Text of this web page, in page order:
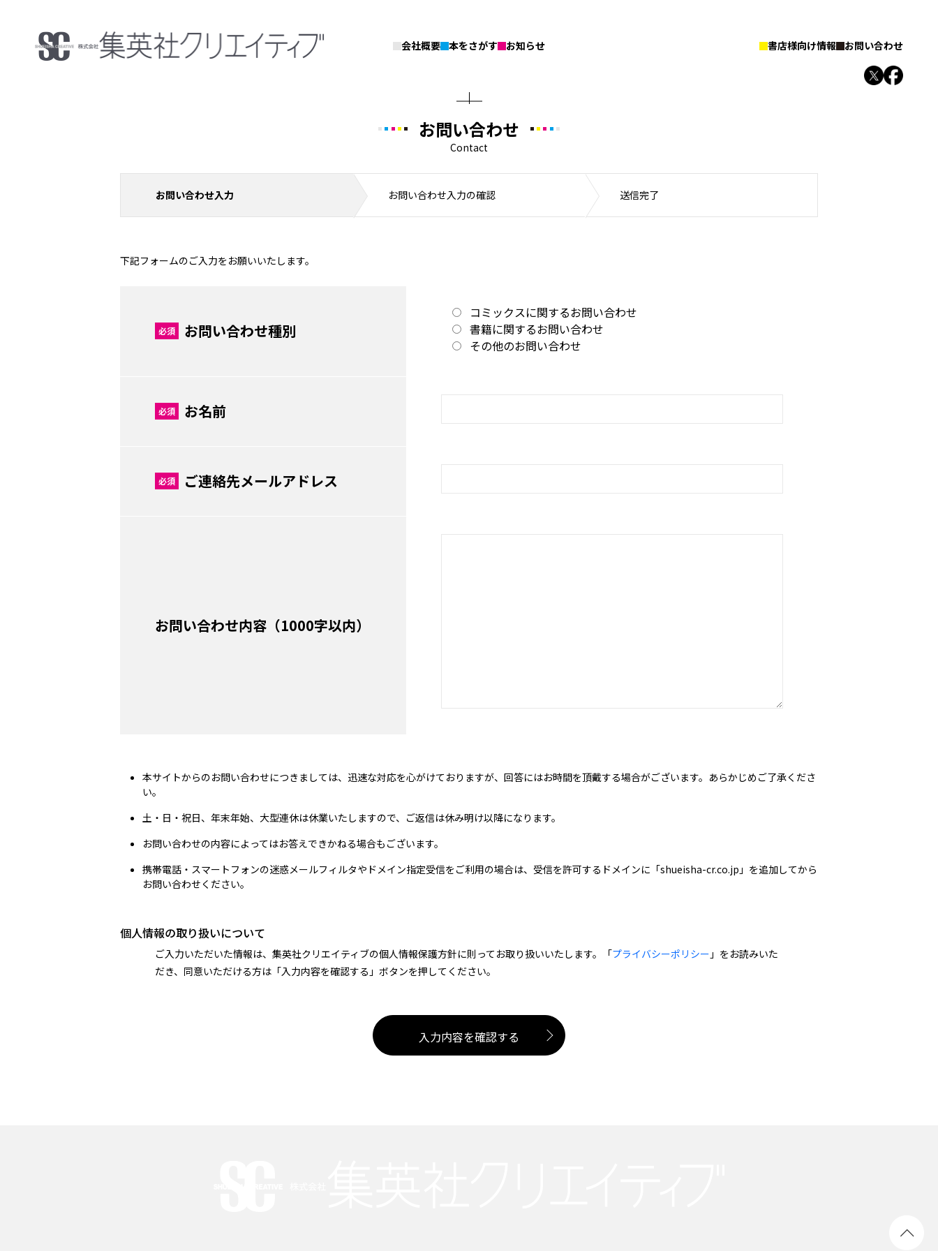
会社概要 本をさがす お知らせ 書店様向け情報 お問い合わせ
お問い合わせ
Contact
お問い合わせ入力 お問い合わせ入力の確認 送信完了
下記フォームのご入力をお願いいたします。
必須 お問い合わせ種別
コミックスに関するお問い合わせ
書籍に関するお問い合わせ
その他のお問い合わせ
必須 お名前
必須 ご連絡先メールアドレス
お問い合わせ内容（1000字以内）
本サイトからのお問い合わせにつきましては、迅速な対応を心がけておりますが、回答にはお時間を頂戴する場合がございます。あらかじめご了承くださ
い。
土・日・祝日、年末年始、大型連休は休業いたしますので、ご返信は休み明け以降になります。
お問い合わせの内容によってはお答えできかねる場合もございます。
携帯電話・スマートフォンの迷惑メールフィルタやドメイン指定受信をご利用の場合は、受信を許可するドメインに「shueisha-cr.co.jp」を追加してから
お問い合わせください。
個人情報の取り扱いについて
ご入力いただいた情報は、集英社クリエイティブの個人情報保護方針に則ってお取り扱いいたします。「プライバシーポリシー 」をお読みいた
だき、同意いただける方は「入力内容を確認する」ボタンを押してください。